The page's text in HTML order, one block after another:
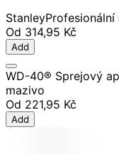
StanleyProfesionální
Od 314,95 Kč
Add
WD-40® Sprejový
mazivo
Od 221,95 Kč
Add